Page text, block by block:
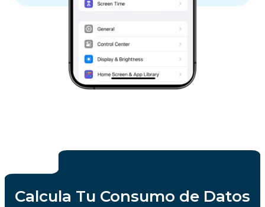
Calcula Tu Consumo de Datos